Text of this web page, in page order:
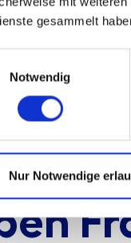
gesammelt
Notwendig
Nur Notwendige
Wörner,
der